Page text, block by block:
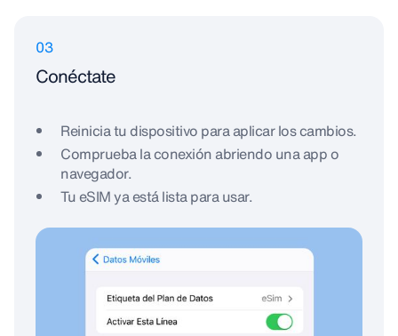
03
Conéctate
Reinicia tu dispositivo para aplicar los cambios.
Comprueba la conexión abriendo una app o
navegador.
Tu eSIM ya está lista para usar.